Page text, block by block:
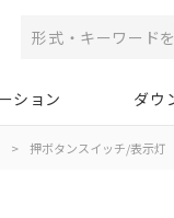
ション ダウ
> 押ボタンスイッチ/表示灯